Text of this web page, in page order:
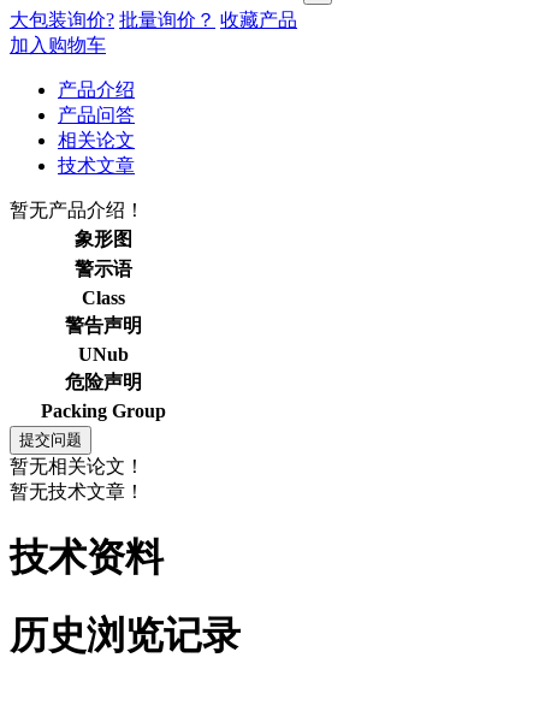
大包装询价? 批量询价？ 收藏产品
加入购物车
产品介绍
产品问答
相关论文
技术文章
暂无产品介绍！
象形图
警示语
Class
警告声明
UNub
危险声明
Packing Group
暂无相关论文！
暂无技术文章！
技术资料
历史浏览记录